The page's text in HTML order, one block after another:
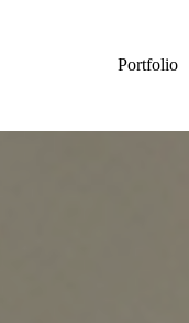
Portfolio